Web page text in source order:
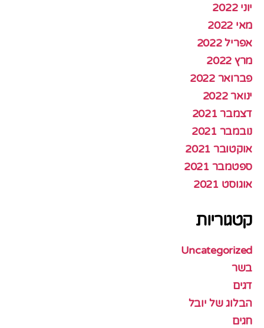
יוני 2022
מאי 2022
אפריל 2022
מרץ 2022
פברואר 2022
ינואר 2022
דצמבר 2021
נובמבר 2021
אוקטובר 2021
ספטמבר 2021
אוגוסט 2021
קטגוריות
Uncategorized
בשר
דגים
הבלוג של יובל
חגים